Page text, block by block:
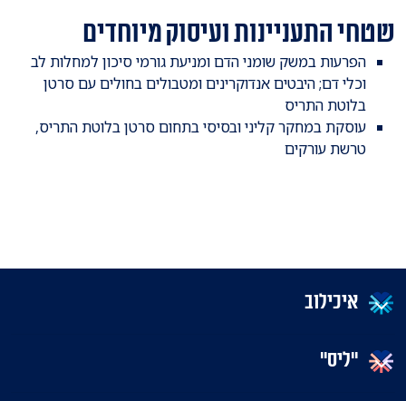
שטחי התעניינות ועיסוק מיוחדים
הפרעות במשק שומני הדם ומניעת גורמי סיכון למחלות לב
וכלי דם; היבטים אנדוקרינים ומטבולים בחולים עם סרטן
בלוטת התריס
עוסקת במחקר קליני ובסיסי בתחום סרטן בלוטת התריס,
טרשת עורקים
איכילוב
"ליס"